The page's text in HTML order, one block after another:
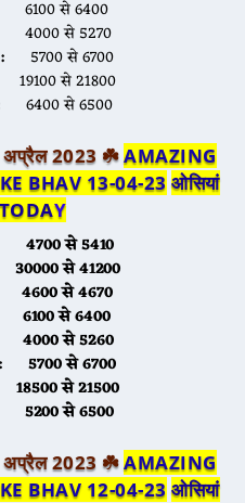
6100 से 6400
4000 से 5270
: 5700 से 6700
19100 से 21800
6400 से 6500
अप्रैल 2023 ☘️AMAZING
BHAV 13-04-23 ओसियां
TODAY
4700 से 5410
30000 से 41200
4600 से 4670
6100 से 6400
4000 से 5260
: 5700 से 6700
18500 से 21500
5200 से 6500
अप्रैल 2023 ☘️AMAZING
BHAV 12-04-23 ओसियां